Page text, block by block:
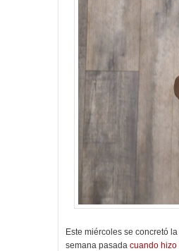
Este miércoles se concretó
semana pasada cuando hizo